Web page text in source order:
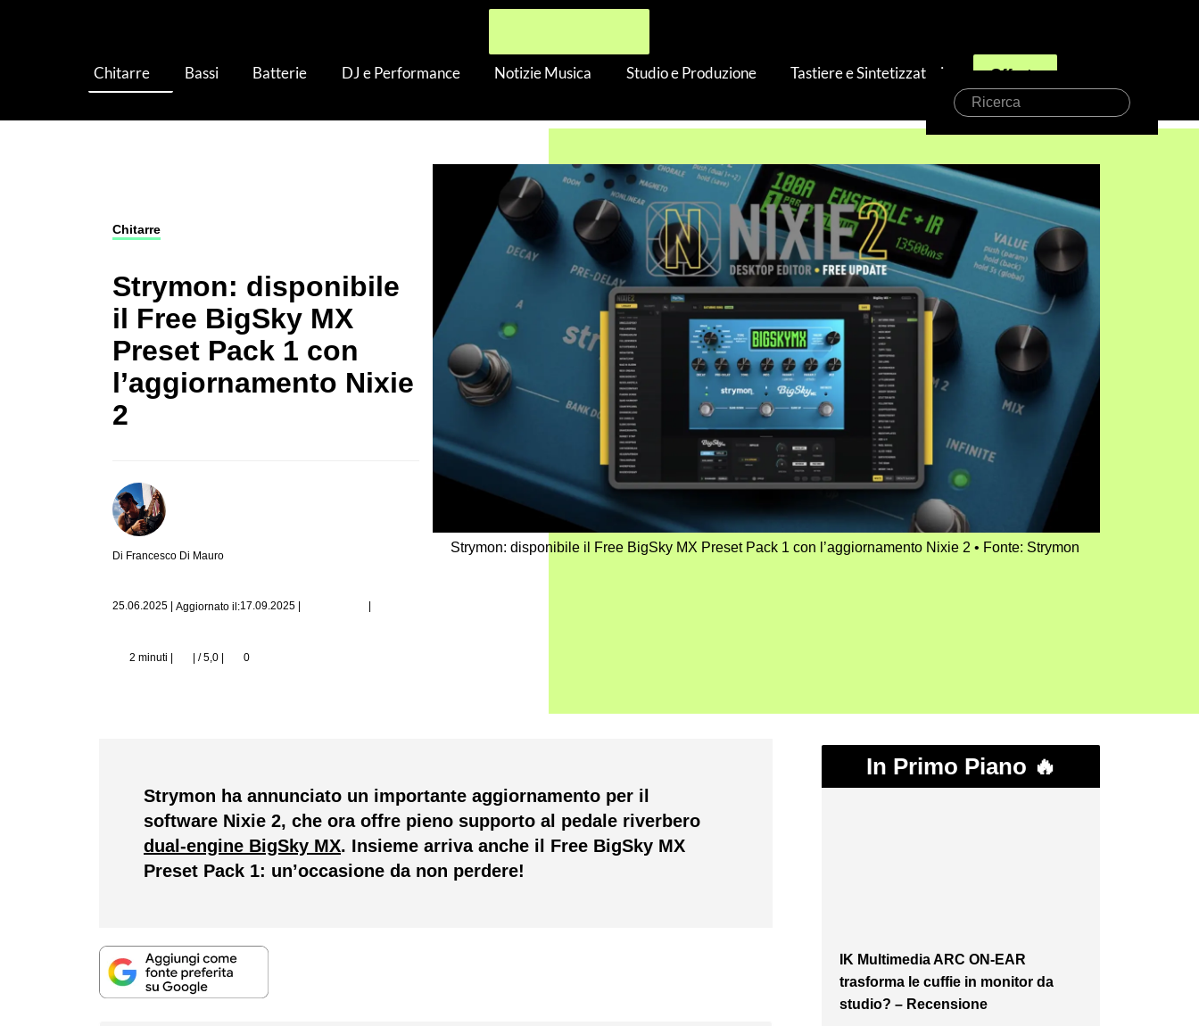
Chitarre Bassi Batterie DJ e Performance Notizie Musica Studio e Produzione Tastiere e Sintetizzatori Offerte
Ricerca
Chitarre
Strymon: disponibile
il Free BigSky MX
Preset Pack 1 con
l’aggiornamento Nixie
2
Di Francesco Di Mauro
25.06.2025 Aggiornato il:17.09.2025
2 minuti | | / 5,0 | 0
Strymon: disponibile il Free BigSky MX Preset Pack 1 con l’aggiornamento Nixie 2 Fonte: Strymon
Strymon ha annunciato un importante aggiornamento per il
software Nixie 2, che ora offre pieno supporto al pedale riverbero
dual-engine BigSky MX. Insieme arriva anche il Free BigSky MX
Preset Pack 1: un’occasione da non perdere!
In Primo Piano 🔥
IK Multimedia ARC ON-EAR
trasforma le cuffie in monitor da
studio? – Recensione